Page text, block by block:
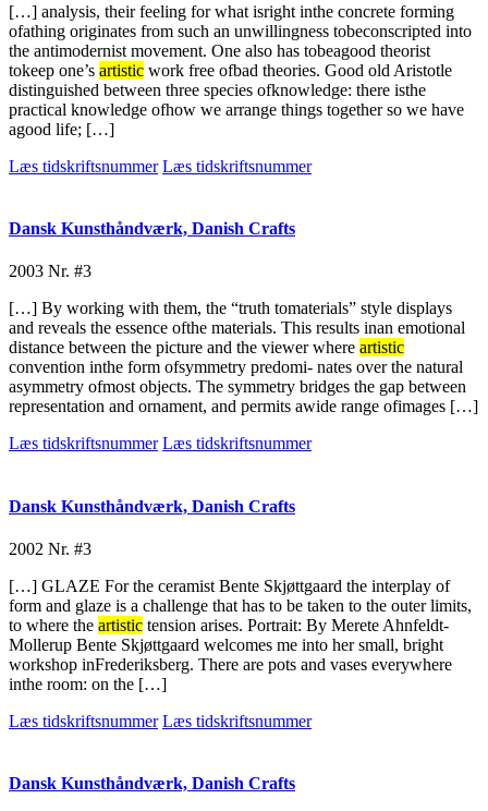
[…] analysis, their feeling for what isright inthe concrete forming
ofathing originates from such an unwillingness tobeconscripted into
the antimodernist movement. One also has tobeagood theorist
tokeep one’s artistic work free ofbad theories. Good old Aristotle
distinguished between three species ofknowledge: there isthe
practical knowledge ofhow we arrange things together so we have
agood life; […]
Læs tidskriftsnummer Læs tidskriftsnummer
Dansk Kunsthåndværk, Danish Crafts
2003 Nr. #3
[…] By working with them, the “truth tomaterials” style displays
and reveals the essence ofthe materials. This results inan emotional
distance between the picture and the viewer where artistic
convention inthe form ofsymmetry predomi- nates over the natural
asymmetry ofmost objects. The symmetry bridges the gap between
representation and ornament, and permits awide range ofimages […]
Læs tidskriftsnummer Læs tidskriftsnummer
Dansk Kunsthåndværk, Danish Crafts
2002 Nr. #3
[…] GLAZE For the ceramist Bente Skjøttgaard the interplay of
form and glaze is a challenge that has to be taken to the outer limits,
to where the artistic tension arises. Portrait: By Merete Ahnfeldt-
Mollerup Bente Skjøttgaard welcomes me into her small, bright
workshop inFrederiksberg. There are pots and vases everywhere
inthe room: on the […]
Læs tidskriftsnummer Læs tidskriftsnummer
Dansk Kunsthåndværk, Danish Crafts